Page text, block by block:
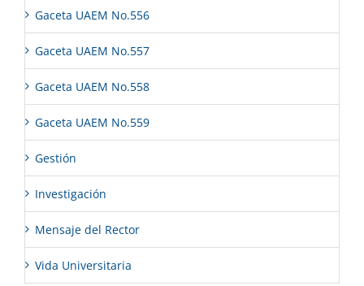
Gaceta UAEM No.556
Gaceta UAEM No.557
Gaceta UAEM No.558
Gaceta UAEM No.559
Gestión
Investigación
Mensaje del Rector
Vida Universitaria